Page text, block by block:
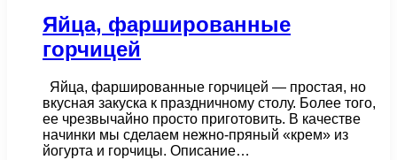
Яйца, фаршированные
горчицей
Яйца, фаршированные горчицей — простая, но
вкусная закуска к праздничному столу. Более того,
ее чрезвычайно просто приготовить. В качестве
начинки мы сделаем нежно-пряный «крем» из
йогурта и горчицы. Описание…